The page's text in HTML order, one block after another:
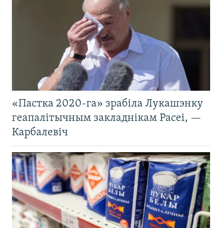
«Пастка 2020-га» зрабіла Лукашэнку
геапалітычным закладнікам Расеі, —
Карбалевіч